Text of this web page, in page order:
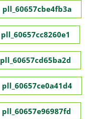
pll_60657cbe4fb3a
pll_60657cc8260e1
pll_60657cd65ba2d
pll_60657ce0a41d4
pll_60657e96987fd